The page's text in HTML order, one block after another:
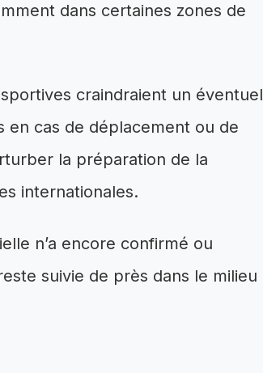
dans certaines zones de
craindraient un éventuel
en cas de déplacement ou de
la préparation de la
internationales.
n’a encore confirmé ou
suivie de près dans le milieu